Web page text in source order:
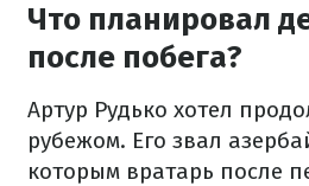
Что планировал
после побега?
Артур Рудько хотел
рубежом. Его звал
которым вратарь после